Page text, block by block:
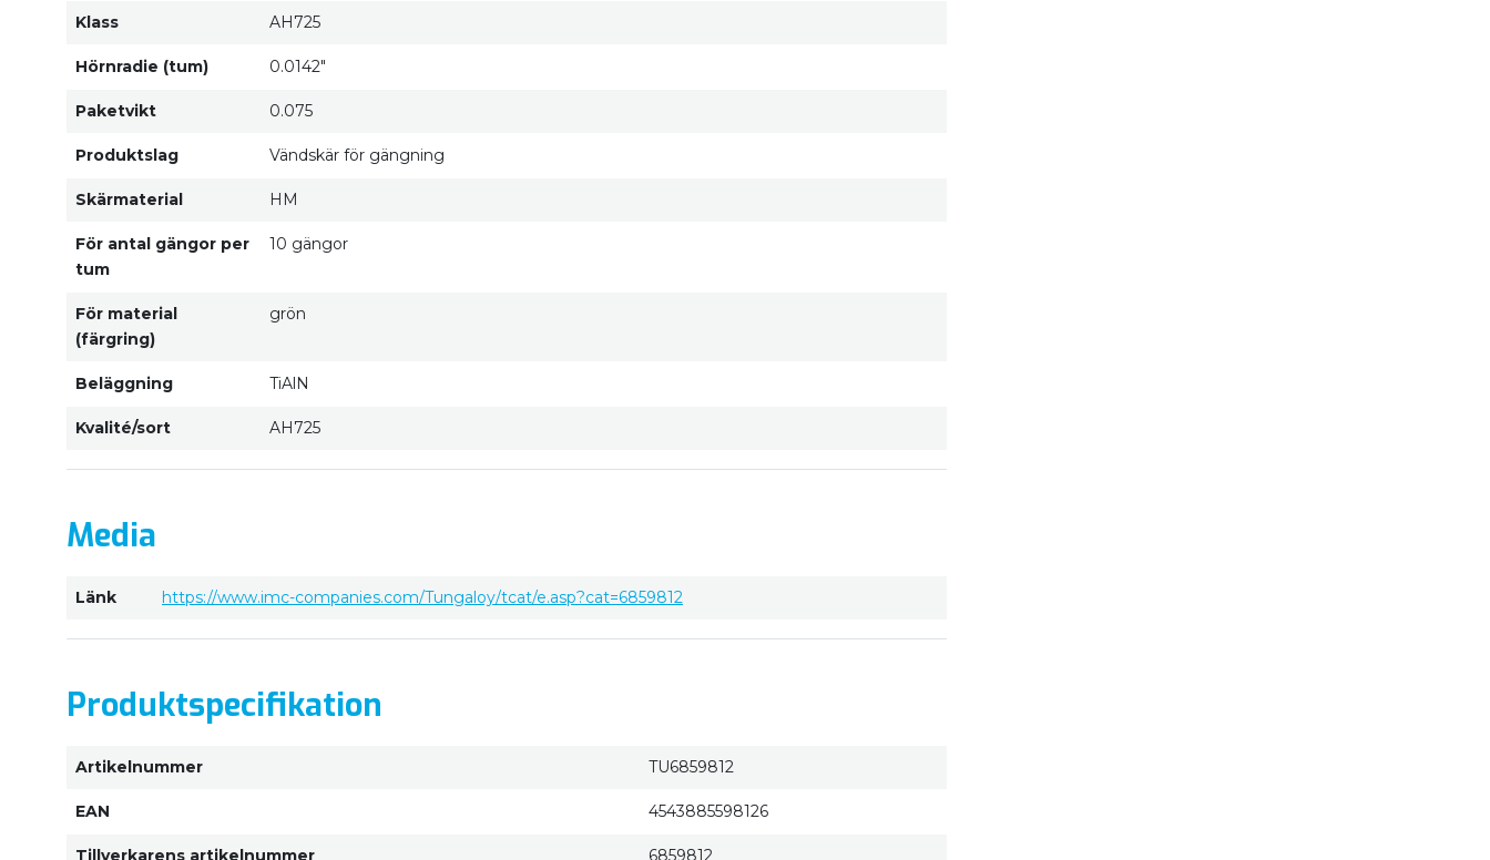
Klass AH725
Hörnradie (tum) 0.0142"
Paketvikt 0.075
Produktslag Vändskär för gängning
Skärmaterial HM
För antal gängor per
tum
10 gängor
För material
(färgring)
grön
Beläggning TiAlN
Kvalité/sort AH725
Media
Länk https://www.imc-companies.com/Tungaloy/tcat/e.asp?cat=6859812
Produktspecifikation
Artikelnummer TU6859812
EAN 4543885598126
Tillverkarens artikelnummer 6859812